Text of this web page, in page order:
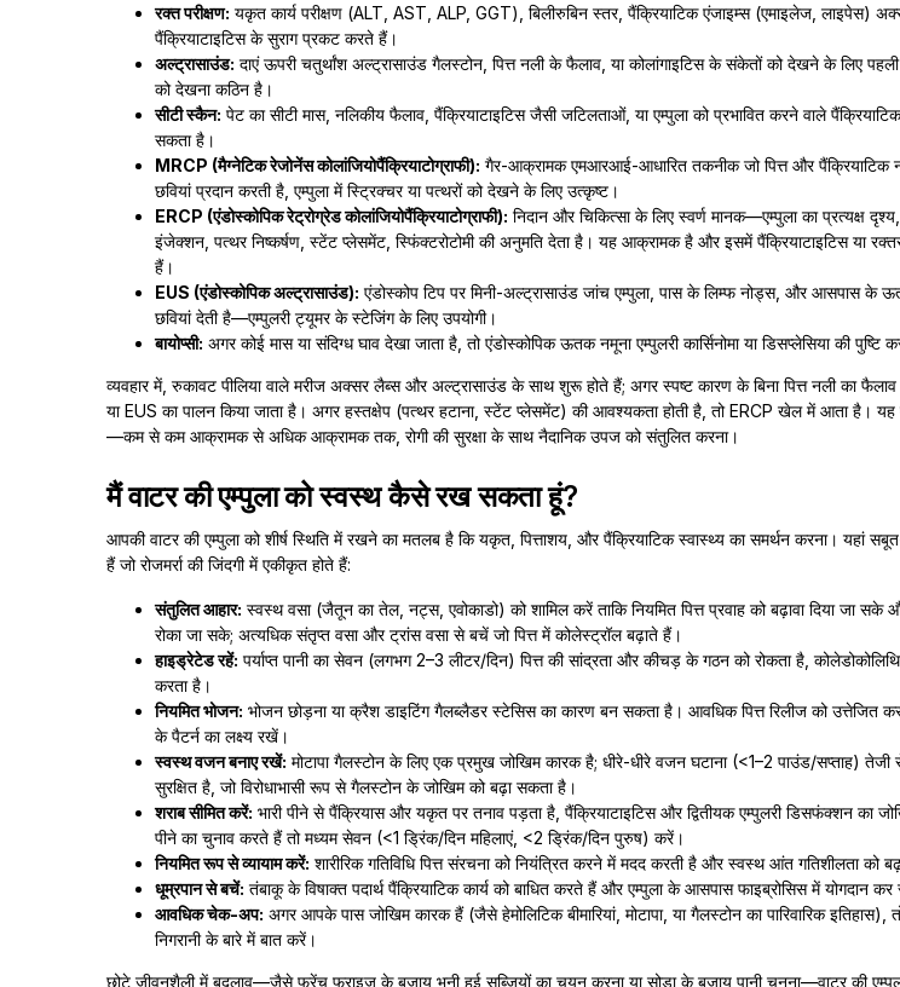
रक्त परीक्षण: यकृत कार्य परीक्षण (ALT, AST, ALP, GGT), बिलीरुबिन स्तर, पैंक्रियाटिक एंजाइम्स (एमाइलेज, लाइपेस)
पैंक्रियाटाइटिस के सुराग प्रकट करते हैं।
अल्ट्रासाउंड: दाएं ऊपरी चतुर्थांश अल्ट्रासाउंड गैलस्टोन, पित्त नली के फैलाव, या कोलांगाइटिस के संकेतों को देखने के लिए पहली
को देखना कठिन है।
सीटी स्कैन: पेट का सीटी मास, नलिकीय फैलाव, पैंक्रियाटाइटिस जैसी जटिलताओं, या एम्पुला को प्रभावित करने वाले
सकता है।
MRCP (मैग्नेटिक रेजोनेंस कोलांजियोपैंक्रियाटोग्राफी): गैर-आक्रामक एमआरआई-आधारित तकनीक जो पित्त और पैंक्रियाटिक
छवियां प्रदान करती है, एम्पुला में स्ट्रिक्चर या पत्थरों को देखने के लिए उत्कृष्ट।
ERCP (एंडोस्कोपिक रेट्रोग्रेड कोलांजियोपैंक्रियाटोग्राफी): निदान और चिकित्सा के लिए स्वर्ण मानक—एम्पुला का प्रत्यक्ष
इंजेक्शन, पत्थर निष्कर्षण, स्टेंट प्लेसमेंट, स्फिंक्टरोटोमी की अनुमति देता है। यह आक्रामक है और इसमें पैंक्रियाटाइटिस या
हैं।
EUS (एंडोस्कोपिक अल्ट्रासाउंड): एंडोस्कोप टिप पर मिनी-अल्ट्रासाउंड जांच एम्पुला, पास के लिम्फ नोड्स, और आसपास के
छवियां देती है—एम्पुलरी ट्यूमर के स्टेजिंग के लिए उपयोगी।
बायोप्सी: अगर कोई मास या संदिग्ध घाव देखा जाता है, तो एंडोस्कोपिक ऊतक नमूना एम्पुलरी कार्सिनोमा या डिसप्लेसिया की
व्यवहार में, रुकावट पीलिया वाले मरीज अक्सर लैब्स और अल्ट्रासाउंड के साथ शुरू होते हैं; अगर स्पष्ट कारण के बिना पित्त नली का
या EUS का पालन किया जाता है। अगर हस्तक्षेप (पत्थर हटाना, स्टेंट प्लेसमेंट) की आवश्यकता होती है, तो ERCP खेल में आता है। यह
—कम से कम आक्रामक से अधिक आक्रामक तक, रोगी की सुरक्षा के साथ नैदानिक उपज को संतुलित करना।
मैं वाटर की एम्पुला को स्वस्थ कैसे रख सकता हूं?
आपकी वाटर की एम्पुला को शीर्ष स्थिति में रखने का मतलब है कि यकृत, पित्ताशय, और पैंक्रियाटिक स्वास्थ्य का समर्थन करना। यहां
हैं जो रोजमर्रा की जिंदगी में एकीकृत होते हैं:
संतुलित आहार: स्वस्थ वसा (जैतून का तेल, नट्स, एवोकाडो) को शामिल करें ताकि नियमित पित्त प्रवाह को बढ़ावा दिया जा
रोका जा सके; अत्यधिक संतृप्त वसा और ट्रांस वसा से बचें जो पित्त में कोलेस्ट्रॉल बढ़ाते हैं।
हाइड्रेटेड रहें: पर्याप्त पानी का सेवन (लगभग 2–3 लीटर/दिन) पित्त की सांद्रता और कीचड़ के गठन को रोकता है,
करता है।
नियमित भोजन: भोजन छोड़ना या क्रैश डाइटिंग गैलब्लैडर स्टेसिस का कारण बन सकता है। आवधिक पित्त रिलीज को उत्तेजित
के पैटर्न का लक्ष्य रखें।
स्वस्थ वजन बनाए रखें: मोटापा गैलस्टोन के लिए एक प्रमुख जोखिम कारक है; धीरे-धीरे वजन घटाना (<1–2 पाउंड/सप्ताह)
सुरक्षित है, जो विरोधाभासी रूप से गैलस्टोन के जोखिम को बढ़ा सकता है।
शराब सीमित करें: भारी पीने से पैंक्रियास और यकृत पर तनाव पड़ता है, पैंक्रियाटाइटिस और द्वितीयक एम्पुलरी डिसफंक्शन का
पीने का चुनाव करते हैं तो मध्यम सेवन (<1 ड्रिंक/दिन महिलाएं, <2 ड्रिंक/दिन पुरुष) करें।
नियमित रूप से व्यायाम करें: शारीरिक गतिविधि पित्त संरचना को नियंत्रित करने में मदद करती है और स्वस्थ आंत गतिशीलता को
धूम्रपान से बचें: तंबाकू के विषाक्त पदार्थ पैंक्रियाटिक कार्य को बाधित करते हैं और एम्पुला के आसपास फाइब्रोसिस में योगदान
आवधिक चेक-अप: अगर आपके पास जोखिम कारक हैं (जैसे हेमोलिटिक बीमारियां, मोटापा, या गैलस्टोन का पारिवारिक
निगरानी के बारे में बात करें।
छोटे जीवनशैली में बदलाव—जैसे फ्रेंच फ्राइज़ के बजाय भुनी हुई सब्जियों का चयन करना या सोडा के बजाय पानी चुनना—वाटर की